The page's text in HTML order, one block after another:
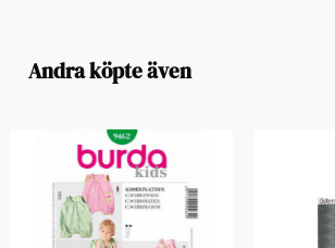
Andra köpte även